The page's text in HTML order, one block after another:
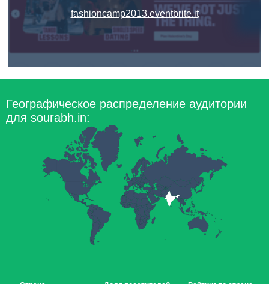
fashioncamp2013.eventbrite.it
Географическое распределение аудитории
для sourabh.in: